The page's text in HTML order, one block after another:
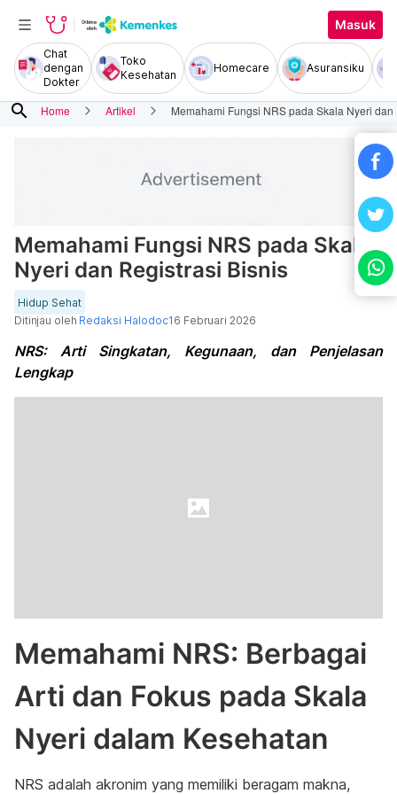
Masuk
Chat
dengan
Dokter
Toko
Kesehatan
Homecare Asuransiku
search Home Artikel Memahami Fungsi NRS pada Skala Nyeri
Memahami Fungsi NRS pada Skala
Nyeri dan Registrasi Bisnis
Hidup Sehat
Ditinjau oleh Redaksi Halodoc16 Februari 2026
NRS: Arti Singkatan, Kegunaan, dan Penjelasan
Lengkap
Memahami NRS: Berbagai
Arti dan Fokus pada Skala
Nyeri dalam Kesehatan
NRS adalah akronim yang memiliki beragam makna,